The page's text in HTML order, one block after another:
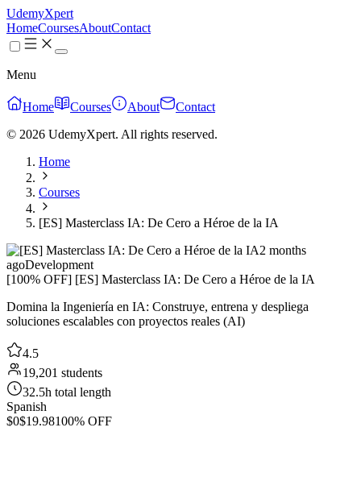
UdemyXpert
HomeCoursesAboutContact
Menu
Home Courses About
Contact
© 2026 UdemyXpert. All rights reserved.
Home
Courses
[ES] Masterclass IA: De Cero a Héroe de la IA
2 months
agoDevelopment
[100% OFF] [ES] Masterclass IA: De Cero a Héroe de la IA
Domina la Ingeniería en IA: Construye, entrena y despliega
soluciones escalables con proyectos reales (AI)
4.5
19,201 students
32.5h total length
Spanish
$0$19.98100% OFF